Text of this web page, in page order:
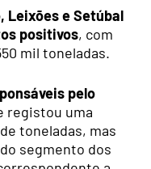
Leixões e Setúbal
positivos, com
mil toneladas.
pelo
registou uma
toneladas, mas
segmento dos